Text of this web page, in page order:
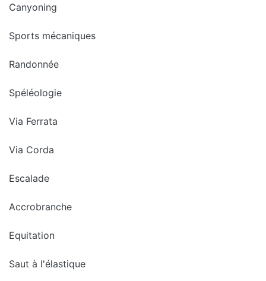
Canyoning
Sports mécaniques
Randonnée
Spéléologie
Via Ferrata
Via Corda
Escalade
Accrobranche
Equitation
Saut à l'élastique